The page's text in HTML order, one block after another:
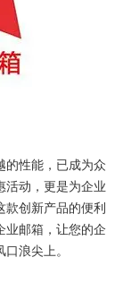
的性能，已成为众
活动，更是为企业
创新产品的便利
业邮箱，让您的企
浪尖上。